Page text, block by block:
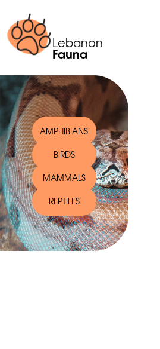
Lebanon
Fauna
AMPHIBIANS
BIRDS
MAMMALS
REPTILES